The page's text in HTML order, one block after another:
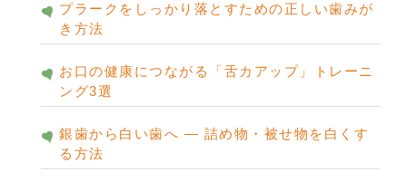
プラークをしっかり落とすための正しい歯みが
き方法
お口の健康につながる「舌カアップ」トレーニ
ング3選
銀歯から白い歯へ ― 詰め物・被せ物を白くす
る方法